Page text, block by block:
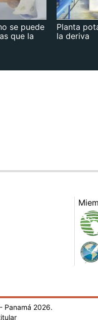
se puede
que la
Planta
la deriva
Panamá 2026.